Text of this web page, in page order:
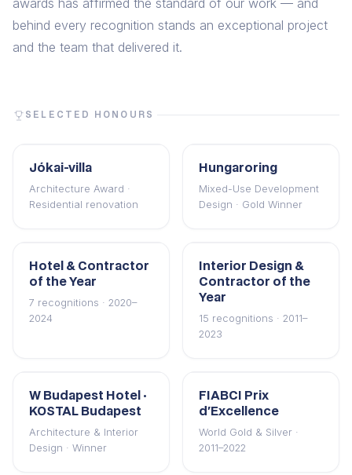
awards has affirmed the standard of our work — and
behind every recognition stands an exceptional project
and the team that delivered it.
SELECTED HONOURS
Jókai-villa
Architecture Award ·
Residential renovation
Hungaroring
Mixed-Use Development
Design · Gold Winner
Hotel & Contractor
of the Year
7 recognitions · 2020–
2024
Interior Design &
Contractor of the
Year
15 recognitions · 2011–
2023
W Budapest Hotel ·
KOSTAL Budapest
Architecture & Interior
Design · Winner
FIABCI Prix
d'Excellence
World Gold & Silver ·
2011–2022